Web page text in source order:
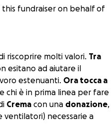
this fundraiser on behalf of
riscoprire molti valori. Tra
esitano ad aiutare il
estenuanti. Ora tocca a
chi è in prima linea per fare
Crema con una donazione,
ventilatori) necessarie a